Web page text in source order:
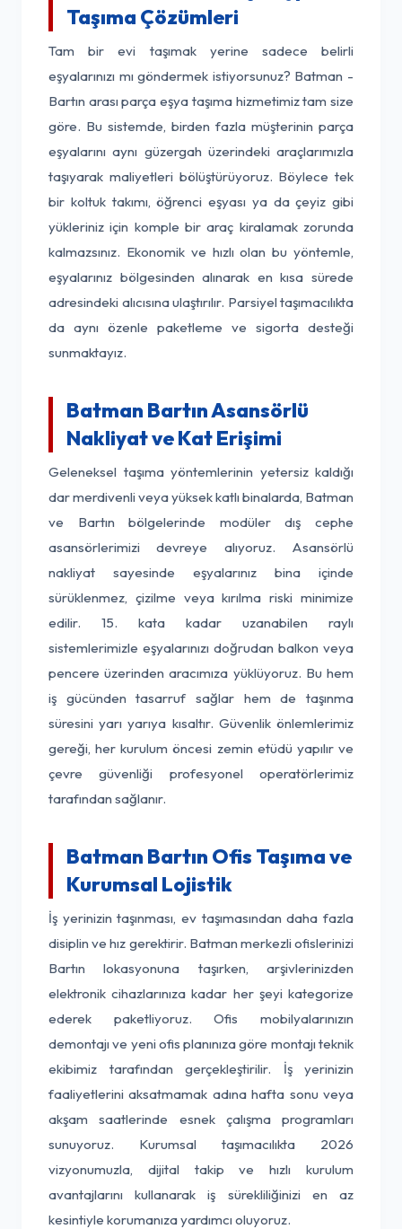
Taşıma Çözümleri
Tam bir evi taşımak yerine sadece belirli
eşyalarınızı mı göndermek istiyorsunuz? Batman -
Bartın arası parça eşya taşıma hizmetimiz tam size
göre. Bu sistemde, birden fazla müşterinin parça
eşyalarını aynı güzergah üzerindeki araçlarımızla
taşıyarak maliyetleri bölüştürüyoruz. Böylece tek
bir koltuk takımı, öğrenci eşyası ya da çeyiz gibi
yükleriniz için komple bir araç kiralamak zorunda
kalmazsınız. Ekonomik ve hızlı olan bu yöntemle,
eşyalarınız bölgesinden alınarak en kısa sürede
adresindeki alıcısına ulaştırılır. Parsiyel taşımacılıkta
da aynı özenle paketleme ve sigorta desteği
sunmaktayız.
Batman Bartın Asansörlü
Nakliyat ve Kat Erişimi
Geleneksel taşıma yöntemlerinin yetersiz kaldığı
dar merdivenli veya yüksek katlı binalarda, Batman
ve Bartın bölgelerinde modüler dış cephe
asansörlerimizi devreye alıyoruz. Asansörlü
nakliyat sayesinde eşyalarınız bina içinde
sürüklenmez, çizilme veya kırılma riski minimize
edilir. 15. kata kadar uzanabilen raylı
sistemlerimizle eşyalarınızı doğrudan balkon veya
pencere üzerinden aracımıza yüklüyoruz. Bu hem
iş gücünden tasarruf sağlar hem de taşınma
süresini yarı yarıya kısaltır. Güvenlik önlemlerimiz
gereği, her kurulum öncesi zemin etüdü yapılır ve
çevre güvenliği profesyonel operatörlerimiz
tarafından sağlanır.
Batman Bartın Ofis Taşıma ve
Kurumsal Lojistik
İş yerinizin taşınması, ev taşımasından daha fazla
disiplin ve hız gerektirir. Batman merkezli ofislerinizi
Bartın lokasyonuna taşırken, arşivlerinizden
elektronik cihazlarınıza kadar her şeyi kategorize
ederek paketliyoruz. Ofis mobilyalarınızın
demontajı ve yeni ofis planınıza göre montajı teknik
ekibimiz tarafından gerçekleştirilir. İş yerinizin
faaliyetlerini aksatmamak adına hafta sonu veya
akşam saatlerinde esnek çalışma programları
sunuyoruz. Kurumsal taşımacılıkta 2026
vizyonumuzla, dijital takip ve hızlı kurulum
avantajlarını kullanarak iş sürekliliğinizi en az
kesintiyle korumanıza yardımcı oluyoruz.